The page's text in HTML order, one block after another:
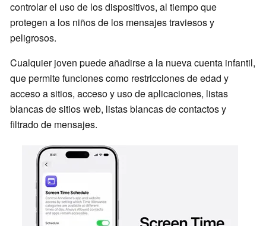
controlar el uso de los dispositivos, al tiempo que
protegen a los niños de los mensajes traviesos y
peligrosos.
Cualquier joven puede añadirse a la nueva cuenta infantil,
que permite funciones como restricciones de edad y
acceso a sitios, acceso y uso de aplicaciones, listas
blancas de sitios web, listas blancas de contactos y
filtrado de mensajes.